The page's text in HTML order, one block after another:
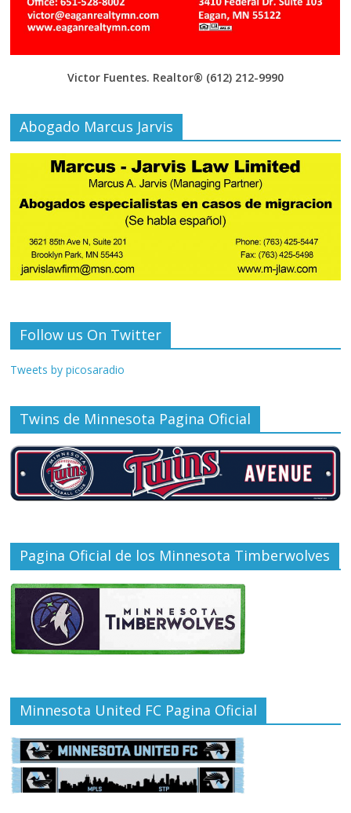
Victor Fuentes. Realtor® (612) 212-9990
Abogado Marcus Jarvis
Follow us On Twitter
Tweets by picosaradio
Twins de Minnesota Pagina Oficial
Pagina Oficial de los Minnesota Timberwolves
Minnesota United FC Pagina Oficial